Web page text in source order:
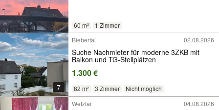
60 m² 1 Zimmer
7
Biebertal 02.08.2026
Suche Nachmieter für moderne 3ZKB mit
Balkon und TG-Stellplätzen
1.300 €
82 m² 3 Zimmer Nicht möglich
Wetzlar 04.08.2026